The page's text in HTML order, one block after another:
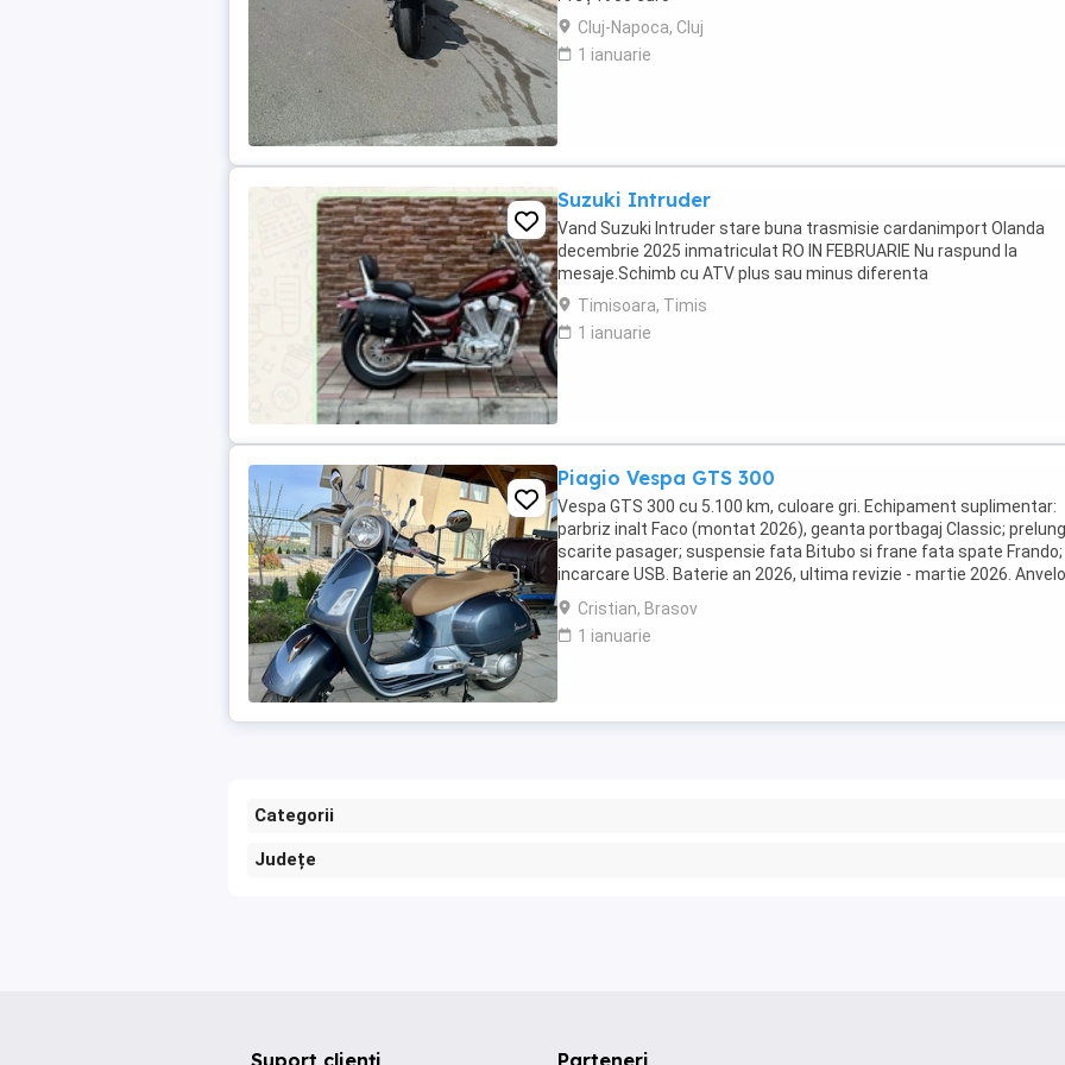
Cluj-Napoca, Cluj
1 ianuarie
Suzuki Intruder
Vand Suzuki Intruder stare buna trasmisie cardanimport Olanda
decembrie 2025 inmatriculat RO IN FEBRUARIE Nu raspund la
mesaje.Schimb cu ATV plus sau minus diferenta
Timisoara, Timis
1 ianuarie
Piagio Vespa GTS 300
Vespa GTS 300 cu 5.100 km, culoare gri. Echipament suplimentar:
parbriz inalt Faco (montat 2026), geanta portbagaj Classic;
scarite pasager; suspensie fata Bitubo si frane fata spate Frando;
incarcare USB. Baterie an 2026, ultima revizie - martie 2026.
2024. Itp valabil pana in ...
Cristian, Brasov
1 ianuarie
Categorii
Județe
Suport clienți Parteneri